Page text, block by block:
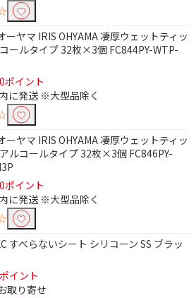
ーヤマ IRIS OHYAMA 凄厚ウェットティッ
ールタイプ 32枚×3個 FC844PY-WTP-
ポイント
に発送 ※大型品除く
ーヤマ IRIS OHYAMA 凄厚ウェットティッ
ルコールタイプ 32枚×3個 FC846PY-
ポイント
に発送 ※大型品除く
すべらないシート シリコーン SS ブラッ
イント
取り寄せ